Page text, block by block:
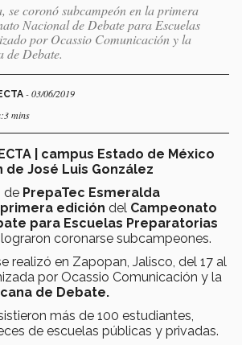
se coronó subcampeón en la primera
Nacional de Debate para Escuelas
por Ocassio Comunicación y la
de Debate.
- 03/06/2019
mins
| campus Estado de México
José Luis González
de PrepaTec Esmeralda
primera edición del Campeonato
para Escuelas Preparatorias
coronarse subcampeones.
realizó en Zapopan, Jalisco, del 17 al
por Ocassio Comunicación y la
de Debate.
más de 100 estudiantes,
de escuelas públicas y privadas.